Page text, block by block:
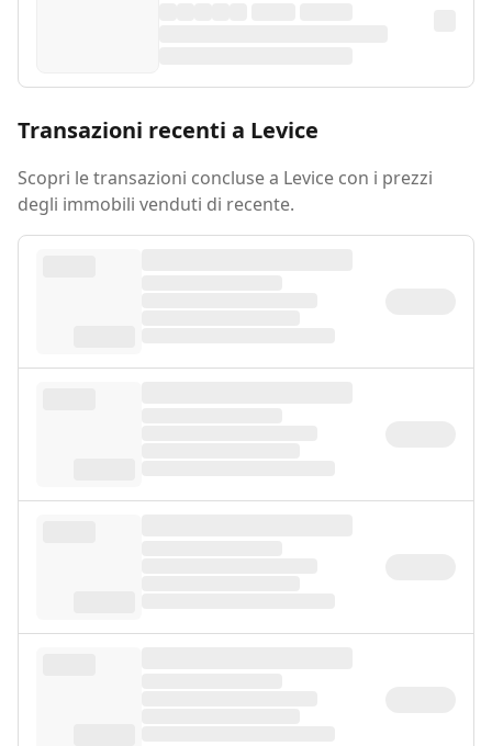
Transazioni recenti a Levice
Scopri le transazioni concluse a Levice con i prezzi
degli immobili venduti di recente.